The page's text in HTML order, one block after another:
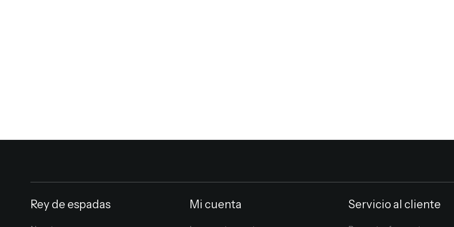
Rey de espadas Mi cuenta Servicio al cliente